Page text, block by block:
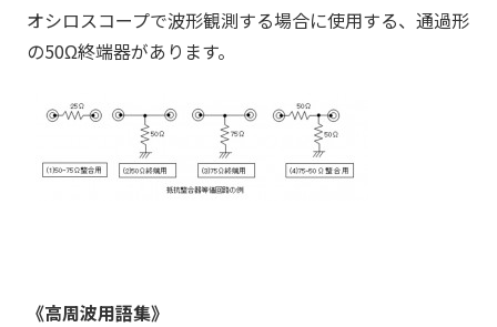
オシロスコープで波形観測する場合に使用する、通過形
の50Ω終端器があります。
《高周波用語集》